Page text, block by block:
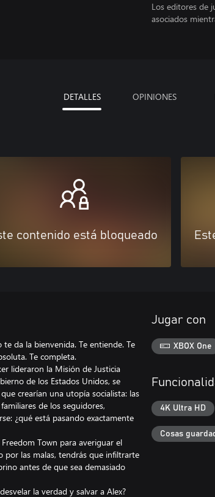
Los editores de
asociados
DETALLES OPINIONES
contenido está bloqueado
da la bienvenida. Te entiende. Te
Te completa.
lideraron la Misión de Justicia
de los Estados Unidos, se
crearían una utopía socialista: las
de los seguidores,
¿qué está pasando exactamente
Town para averiguar el
por las malas, tendrás que infiltrarte
antes de que sea demasiado
la verdad y salvar a Alex?
Jugar con
XBOX One
4K Ultra HD
Cosas